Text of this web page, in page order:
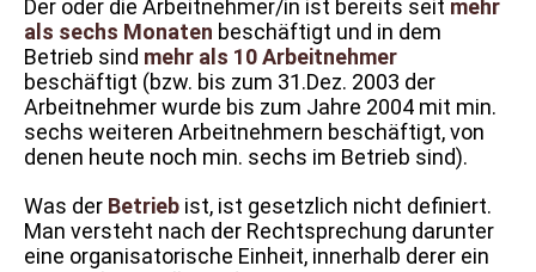
Der oder die Arbeitnehmer/in ist bereits seit mehr
als sechs Monaten beschäftigt und in dem
Betrieb sind mehr als 10 Arbeitnehmer
beschäftigt (bzw. bis zum 31.Dez. 2003 der
Arbeitnehmer wurde bis zum Jahre 2004 mit min.
sechs weiteren Arbeitnehmern beschäftigt, von
denen heute noch min. sechs im Betrieb sind).
Was der Betrieb ist, ist gesetzlich nicht definiert.
Man versteht nach der Rechtsprechung darunter
eine organisatorische Einheit, innerhalb derer ein